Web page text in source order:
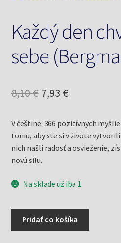
Každý den
sebe
8,10€ Pôvodná
bola:
8,10 €.
7,93 €Aktuálna
je:
7,93 €.
V češtine. 366 pozitívnych
tomu, aby ste si v živote
nich našli radosť a osvieženie,
novú silu.
Na sklade už iba 1
množstvo
Pridať do košíka